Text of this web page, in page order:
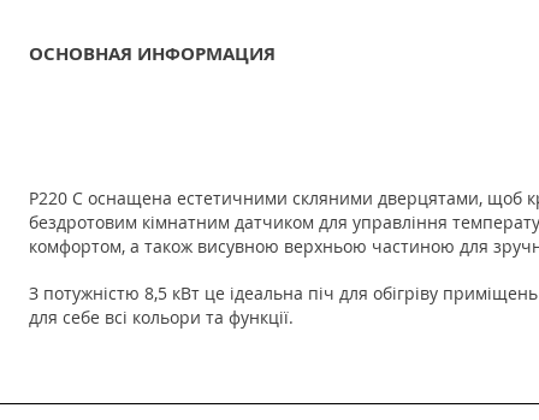
ОСНОВНАЯ ИНФОРМАЦИЯ
P220 C оснащена естетичними скляними дверцятами, щоб
бездротовим кімнатним датчиком для управління
комфортом, а також висувною верхньою частиною для
З потужністю 8,5 кВт це ідеальна піч для обігріву
для себе всі кольори та функції.